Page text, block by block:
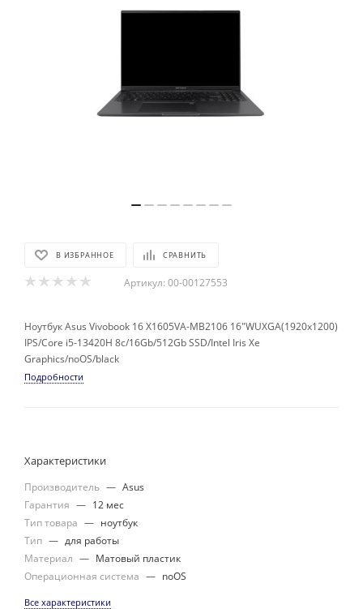
В ИЗБРАННОЕ СРАВНИТЬ
Артикул: 00-00127553
Ноутбук Asus Vivobook 16 X1605VA-MB2106 16"WUXGA(1920x1200)
IPS/Core i5-13420H 8с/16Gb/512Gb SSD/Intel Iris Xe
Graphics/noOS/black
Подробности
Характеристики
Производитель — Asus
Гарантия — 12 мес
Тип товара — ноутбук
Тип — для работы
Материал — Матовый пластик
Операционная система — noOS
Все характеристики